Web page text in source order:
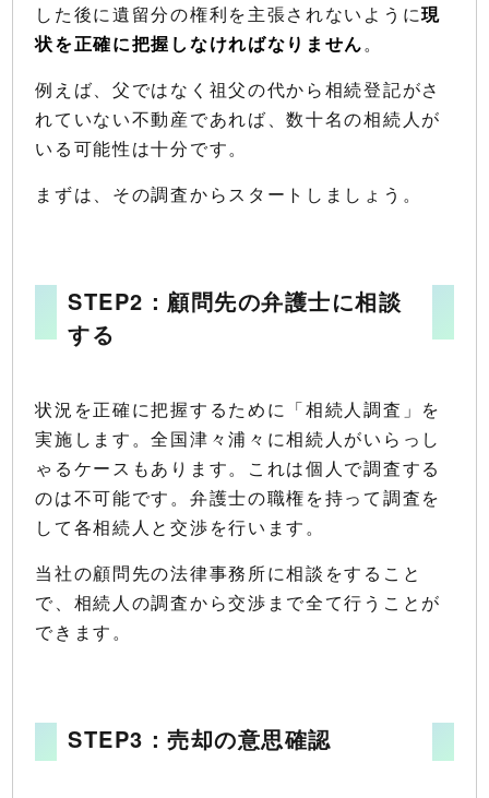
した後に遺留分の権利を主張されないように現
状を正確に把握しなければなりません。
例えば、父ではなく祖父の代から相続登記がさ
れていない不動産であれば、数十名の相続人が
いる可能性は十分です。
まずは、その調査からスタートしましょう。
STEP2：顧問先の弁護士に相談
する
状況を正確に把握するために「相続人調査」を
実施します。全国津々浦々に相続人がいらっし
ゃるケースもあります。これは個人で調査する
のは不可能です。弁護士の職権を持って調査を
して各相続人と交渉を行います。
当社の顧問先の法律事務所に相談をすること
で、相続人の調査から交渉まで全て行うことが
できます。
STEP3：売却の意思確認